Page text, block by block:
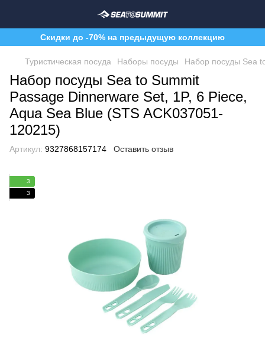
Скидки до -70% на предыдущую коллекцию
Туристическая посуда Наборы посуды Набор посуды Sea
Набор посуды Sea to Summit
Passage Dinnerware Set, 1P, 6 Piece,
Aqua Sea Blue (STS ACK037051-
120215)
Артикул: 9327868157174 Оставить отзыв
3
3